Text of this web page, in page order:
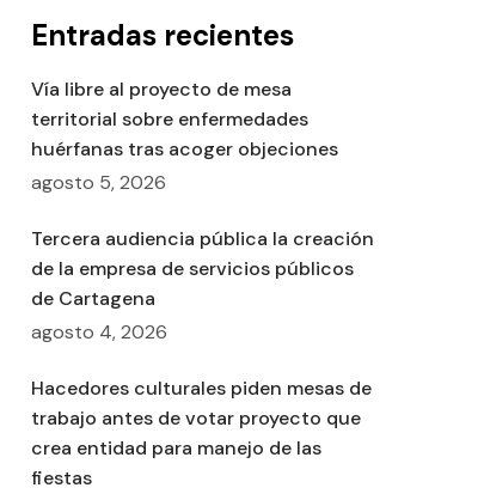
Entradas recientes
Vía libre al proyecto de mesa
territorial sobre enfermedades
huérfanas tras acoger objeciones
agosto 5, 2026
Tercera audiencia pública la creación
de la empresa de servicios públicos
de Cartagena
agosto 4, 2026
Hacedores culturales piden mesas de
trabajo antes de votar proyecto que
crea entidad para manejo de las
fiestas